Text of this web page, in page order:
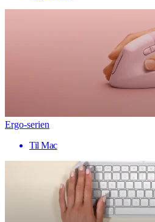
Ergo-serien
Til Mac